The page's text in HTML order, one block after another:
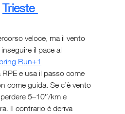
Trieste
veloce, ma il vento
il pace al
Run+1
e usa il passo come
come guida. Se c’è vento
5–10″/km e
Il contrario è deriva